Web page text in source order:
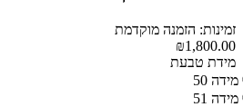
זמינות: הזמנה מוקדמת
₪1,800.00
מידת טבעת
מידה 50
מידה 51